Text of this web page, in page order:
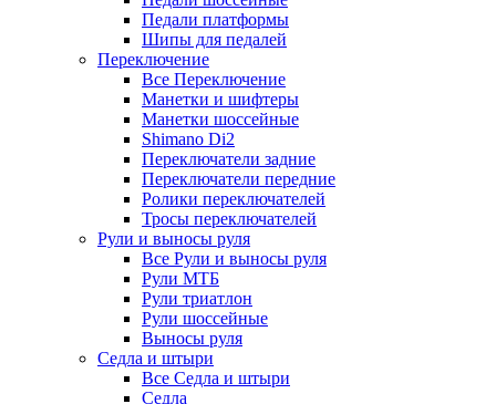
Педали платформы
Шипы для педалей
Переключение
Все Переключение
Манетки и шифтеры
Манетки шоссейные
Shimano Di2
Переключатели задние
Переключатели передние
Ролики переключателей
Тросы переключателей
Рули и выносы руля
Все Рули и выносы руля
Рули МТБ
Рули триатлон
Рули шоссейные
Выносы руля
Седла и штыри
Все Седла и штыри
Седла